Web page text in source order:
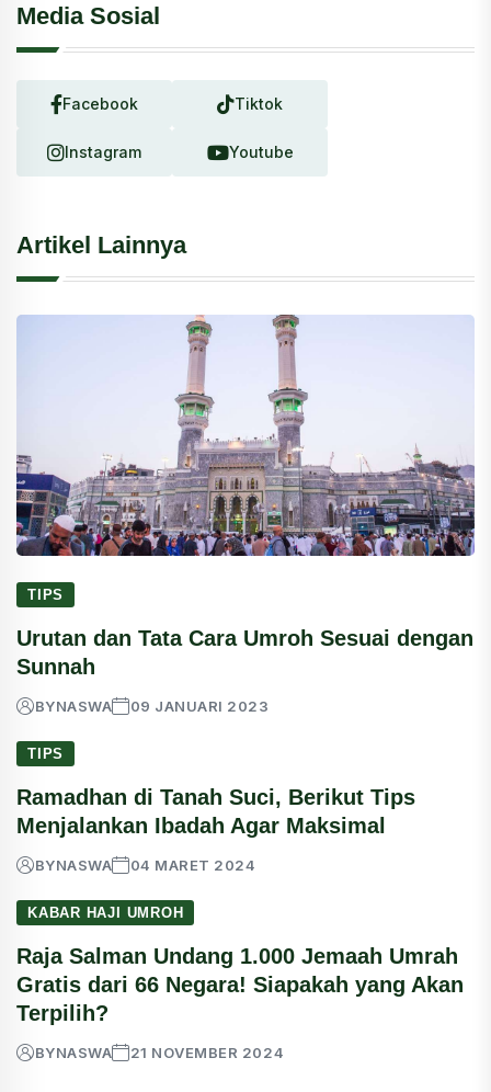
Media Sosial
Facebook Tiktok
Instagram Youtube
Artikel Lainnya
TIPS
Urutan dan Tata Cara Umroh Sesuai dengan
Sunnah
BYNASWA 09 JANUARI 2023
TIPS
Ramadhan di Tanah Suci, Berikut Tips
Menjalankan Ibadah Agar Maksimal
BYNASWA 04 MARET 2024
KABAR HAJI UMROH
Raja Salman Undang 1.000 Jemaah Umrah
Gratis dari 66 Negara! Siapakah yang Akan
Terpilih?
BYNASWA 21 NOVEMBER 2024